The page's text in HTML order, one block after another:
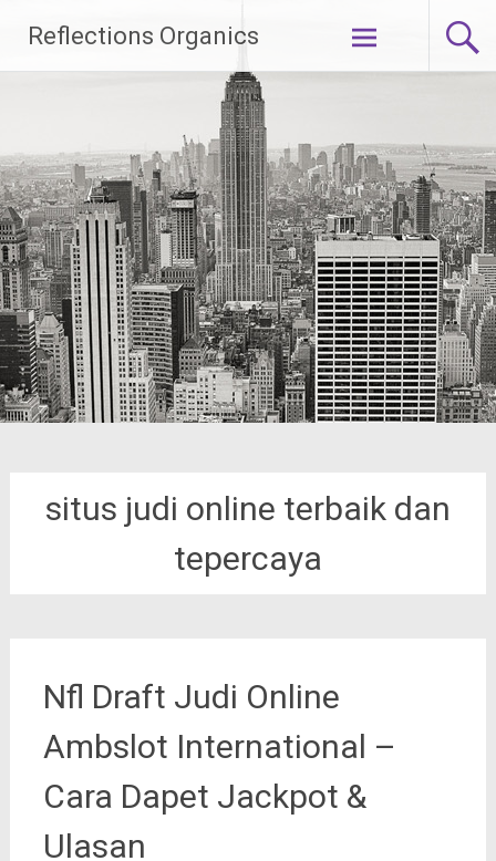
content
Reflections Organics
situs judi online terbaik dan
tepercaya
Nfl Draft Judi Online
Ambslot International –
Cara Dapet Jackpot &
Ulasan